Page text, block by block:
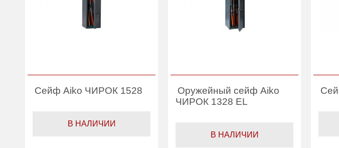
Сейф Aiko ЧИРОК 1528
В НАЛИЧИИ
Оружейный сейф Aiko
ЧИРОК 1328 EL
В НАЛИЧИИ